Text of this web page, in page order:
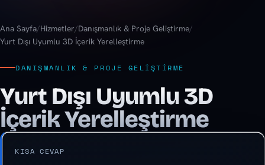
Ana Sayfa/Hizmetler/Danışmanlık & Proje Geliştirme/
Yurt Dışı Uyumlu 3D İçerik Yerelleştirme
DANIŞMANLIK & PROJE GELIŞTIRME
Yurt Dışı Uyumlu 3D
İçerik Yerelleştirme
KISA CEVAP